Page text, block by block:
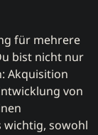
für mehrere
bist nicht nur
Akquisition
von
wichtig, sowohl